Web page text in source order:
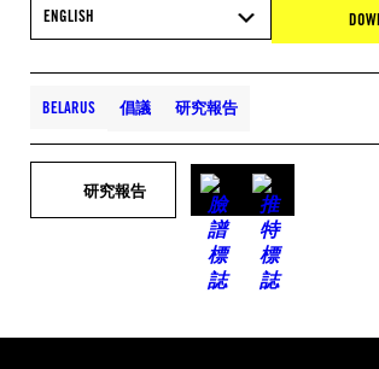
ENGLISH
BELARUS 倡議 研究報告
研究報告